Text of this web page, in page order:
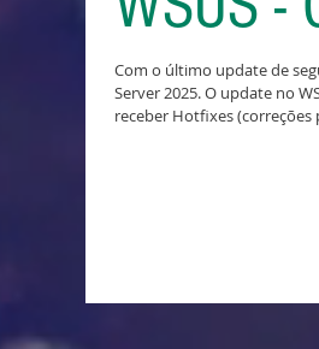
Com o último update de
Server 2025. O update no
receber Hotfixes (correções